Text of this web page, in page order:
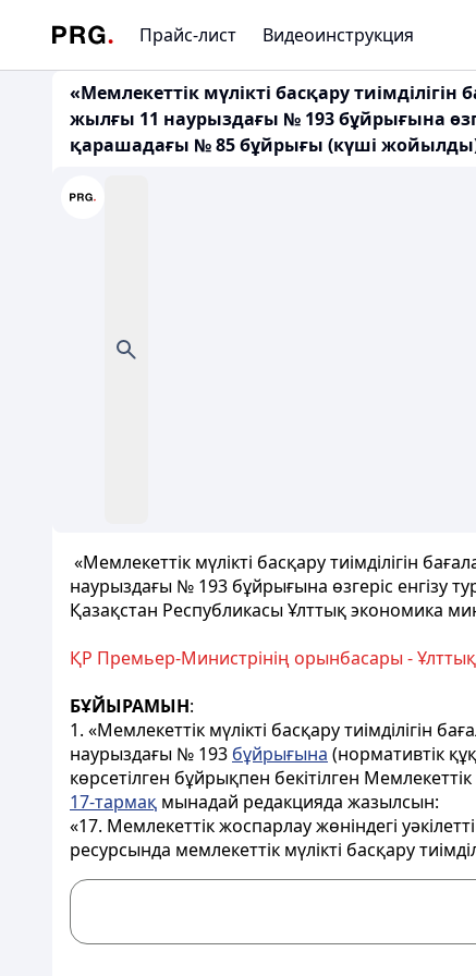
Прайс-лист Видеоинструкция
«Мемлекеттік мүлікті басқару
жылғы 11 наурыздағы № 193 бұйрығына
қарашадағы № 85 бұйрығы (күші
«Мемлекеттік мүлікті басқару тиімділігін
наурыздағы № 193 бұйрығына өзгеріс енгізу
Қазақстан Республикасы Ұлттық экономика
ҚР Премьер-Министрінің орынбасары -
БҰЙЫРАМЫН:
1. «Мемлекеттік мүлікті басқару тиімділігін
наурыздағы № 193 бұйрығына (нормативтік
көрсетілген бұйрықпен бекітілген Мемлекеттік
17-тармақ мынадай редакцияда жазылсын:
«17. Мемлекеттік жоспарлау жөніндегі
ресурсында мемлекеттік мүлікті басқару